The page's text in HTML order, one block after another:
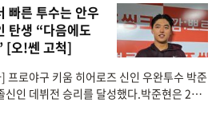
빠른 투수는 안우
탄생 “다음에도
[오!쎈 고척]
프로야구 키움 히어로즈 신인 우완투수 박준
인 데뷔전 승리를 달성했다.박준현은 26일